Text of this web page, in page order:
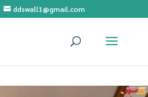
ddswall1@gmail.com